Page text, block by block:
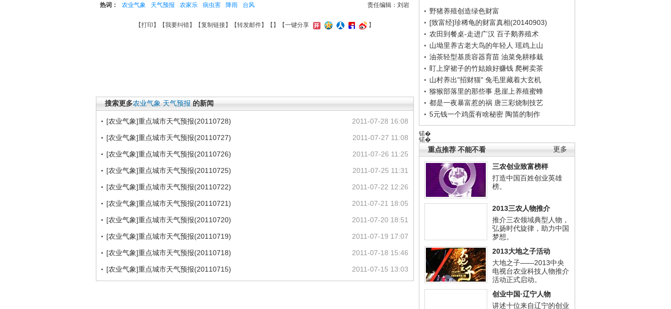
野猪养殖创造绿色财富
[致富经]珍稀龟的财富真相(20140903)
农田到餐桌-走进广汉 百子鹅养殖术
山坳里养古老大鸟的年轻人 瑶鸡上山
油茶轻型基质容器育苗 油菜免耕移栽
盯上穿裙子的竹姑娘好赚钱 爬树卖茶
山村养出"招财猫" 兔毛里藏着大玄机
猕猴部落里的那些事 悬崖上养殖蜜蜂
都是一夜暴富惹的祸 唐三彩烧制技艺
5元钱一个鸡蛋有啥秘密 陶笛的制作
锘�
锘�
更多
重点推荐 不能不看
三农创业致富榜样
打造中国百姓创业英雄
榜。
2013三农人物推介
推介三农领域典型人物，
弘扬时代旋律，助力中国
梦想。
2013大地之子活动
大地之子——2013中央
电视台农业科技人物推介
活动正式启动。
创业中国·辽宁人物
讲述十位来自辽宁的创业
责任编辑：刘岩
热词： 农业气象 天气预报 农家乐 病虫害 降雨 台风
【打印 】【我要纠错】【复制链接】【转发邮件】【 】 【一键分享 】
搜索更多农业气象 天气预报 的新闻
2011-07-28 16:08
[农业气象]重点城市天气预报(20110728)
2011-07-27 11:08
[农业气象]重点城市天气预报(20110727)
2011-07-26 11:25
[农业气象]重点城市天气预报(20110726)
2011-07-25 11:31
[农业气象]重点城市天气预报(20110725)
2011-07-22 12:26
[农业气象]重点城市天气预报(20110722)
2011-07-21 18:05
[农业气象]重点城市天气预报(20110721)
2011-07-20 18:51
[农业气象]重点城市天气预报(20110720)
2011-07-19 17:07
[农业气象]重点城市天气预报(20110719)
2011-07-18 15:46
[农业气象]重点城市天气预报(20110718)
2011-07-15 13:03
[农业气象]重点城市天气预报(20110715)